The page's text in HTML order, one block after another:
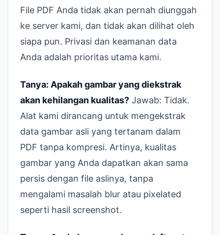
File PDF Anda tidak akan pernah diunggah
ke server kami, dan tidak akan dilihat oleh
siapa pun. Privasi dan keamanan data
Anda adalah prioritas utama kami.
Tanya: Apakah gambar yang diekstrak
akan kehilangan kualitas? Jawab: Tidak.
Alat kami dirancang untuk mengekstrak
data gambar asli yang tertanam dalam
PDF tanpa kompresi. Artinya, kualitas
gambar yang Anda dapatkan akan sama
persis dengan file aslinya, tanpa
mengalami masalah blur atau pixelated
seperti hasil screenshot.